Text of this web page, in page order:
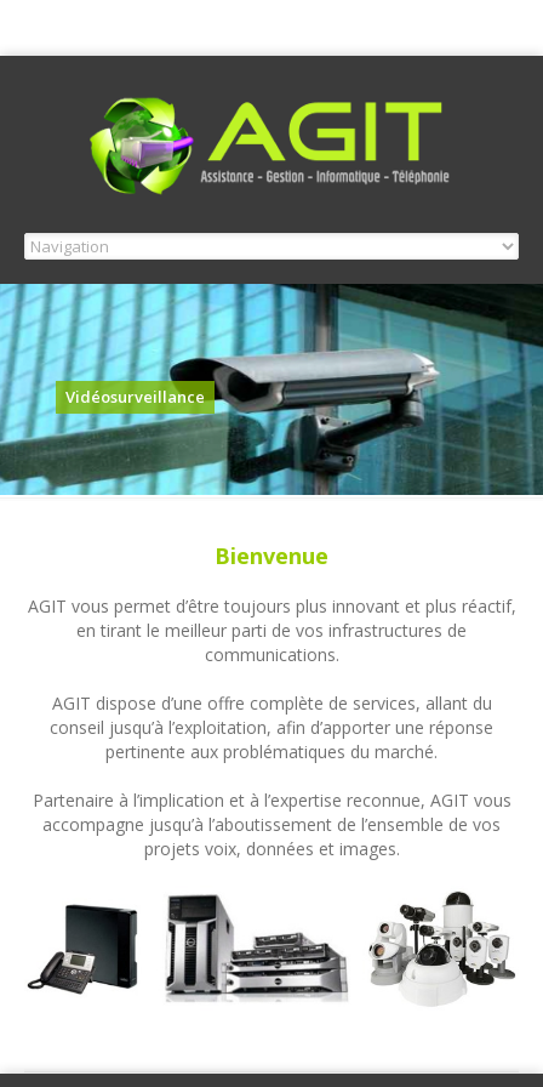
Vidéosurveillance
Bienvenue
AGIT vous permet d’être toujours plus innovant et plus réactif,
en tirant le meilleur parti de vos infrastructures de
communications.
AGIT dispose d’une offre complète de services, allant du
conseil jusqu’à l’exploitation, afin d’apporter une réponse
pertinente aux problématiques du marché.
Partenaire à l’implication et à l’expertise reconnue, AGIT vous
accompagne jusqu’à l’aboutissement de l’ensemble de vos
projets voix, données et images.